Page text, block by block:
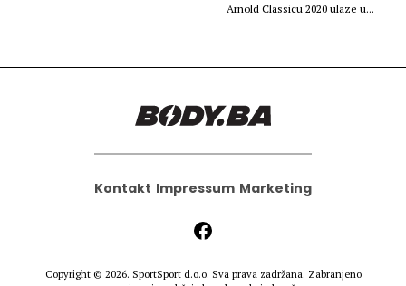
Arnold Classicu 2020 ulaze u...
Kontakt Impressum Marketing
Copyright © 2026. SportSport d.o.o. Sva prava zadržana. Zabranjeno